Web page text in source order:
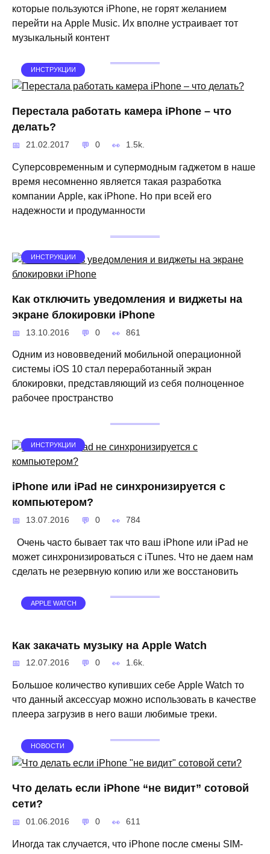
которые пользуются iPhone, не горят желанием
перейти на Apple Music. Их вполне устраивает тот
музыкальный контент
ИНСТРУКЦИИ
Перестала работать камера iPhone – что
делать?
21.02.2017 0 1.5k.
Суперсовременным и супермодным гаджетом в наше
время несомненно является такая разработка
компании Apple, как iPhone. Но при всей его
надежности и продуманности
ИНСТРУКЦИИ
Как отключить уведомления и виджеты на
экране блокировки iPhone
13.10.2016 0 861
Одним из нововведений мобильной операционной
системы iOS 10 стал переработанный экран
блокировки, представляющий из себя полноценное
рабочее пространство
ИНСТРУКЦИИ
iPhone или iPad не синхронизируется с
компьютером?
13.07.2016 0 784
Очень часто бывает так что ваш iPhone или iPad не
может синхронизироваться с iTunes. Что не даем нам
сделать не резервную копию или же восстановить
APPLE WATCH
Как закачать музыку на Apple Watch
12.07.2016 0 1.6k.
Большое количество купивших себе Apple Watch то
что данный аксессуар можно использовать в качестве
плеера загрузив в него ваши любимые треки.
НОВОСТИ
Что делать если iPhone “не видит” сотовой
сети?
01.06.2016 0 611
Иногда так случается, что iPhone после смены SIM-